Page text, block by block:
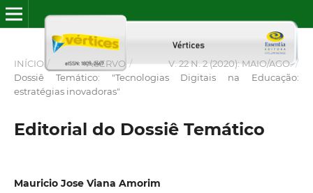
INÍCIO / ACERVO / V. 22 N. 2 (2020): MAIO/AGO. /
Dossiê Temático: "Tecnologias Digitais na Educação:
estratégias inovadoras"
Editorial do Dossiê Temático
Mauricio Jose Viana Amorim